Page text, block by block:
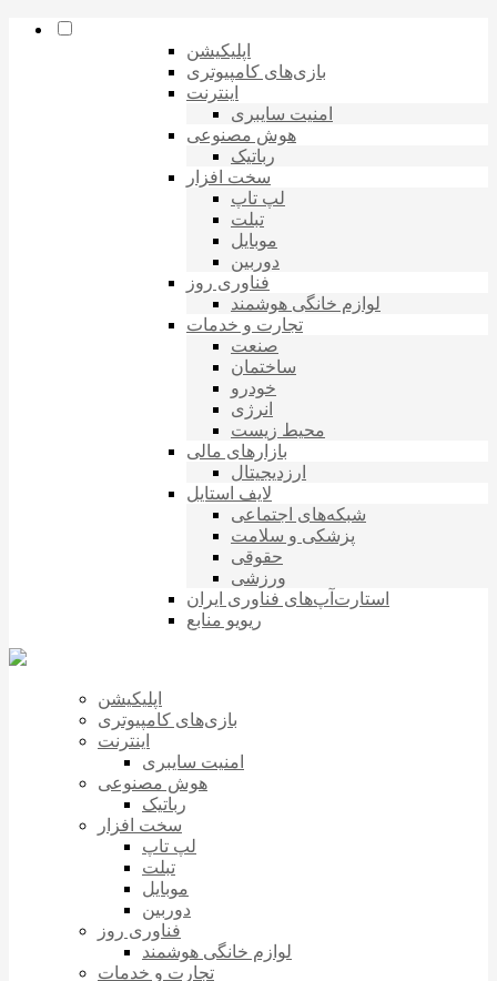
اپلیکیشن
بازی‌های کامپیوتری
اینترنت
امنیت سایبری
هوش مصنوعی
رباتیک
سخت افزار
لپ تاپ
تبلت
موبایل
دوربین
فناوری روز
لوازم خانگی هوشمند
تجارت و خدمات
صنعت
ساختمان
خودرو
انرژی
محیط زیست
بازارهای مالی
ارزدیجیتال
لایف استایل
شبکه‌های اجتماعی
پزشکی و سلامت
حقوقی
ورزشی
استارت‌آپ‌های فناوری ایران
ریویو منابع
اپلیکیشن
بازی‌های کامپیوتری
اینترنت
امنیت سایبری
هوش مصنوعی
رباتیک
سخت افزار
لپ تاپ
تبلت
موبایل
دوربین
فناوری روز
لوازم خانگی هوشمند
تجارت و خدمات